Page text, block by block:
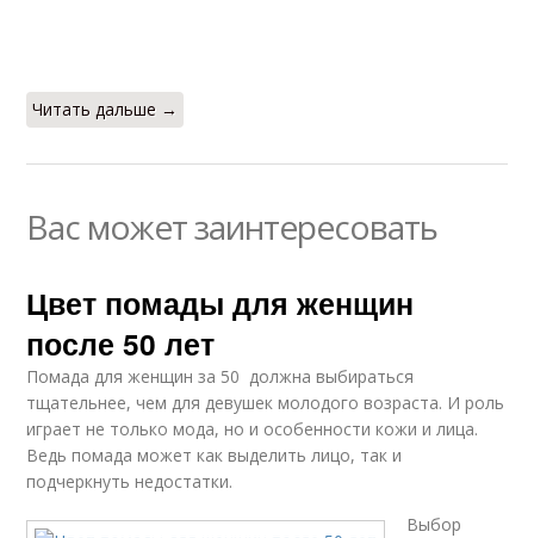
Читать дальше →
Вас может заинтересовать
Цвет помады для женщин
после 50 лет
Помада для женщин за 50 должна выбираться
тщательнее, чем для девушек молодого возраста. И роль
играет не только мода, но и особенности кожи и лица.
Ведь помада может как выделить лицо, так и
подчеркнуть недостатки.
Выбор